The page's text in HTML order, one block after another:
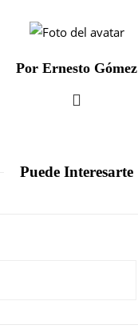
Por Ernesto Gómez
Puede Interesarte